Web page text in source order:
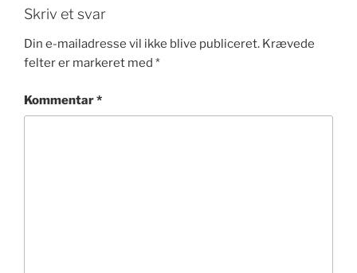
Skriv et svar
Din e-mailadresse vil ikke blive publiceret. Krævede
felter er markeret med *
Kommentar*